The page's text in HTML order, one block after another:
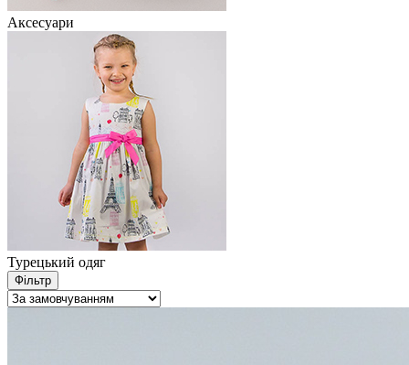
Аксесуари
Турецький одяг
Фільтр